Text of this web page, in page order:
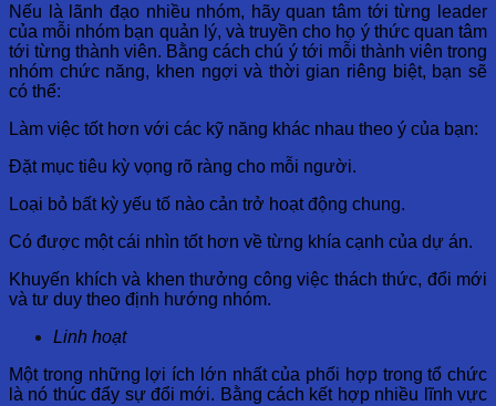
Nếu là lãnh đạo nhiều nhóm, hãy quan tâm tới từng leader
của mỗi nhóm bạn quản lý, và truyền cho họ ý thức quan tâm
tới từng thành viên. Bằng cách chú ý tới mỗi thành viên trong
nhóm chức năng, khen ngợi và thời gian riêng biệt, bạn sẽ
có thể:
Làm việc tốt hơn với các kỹ năng khác nhau theo ý của bạn:
Đặt mục tiêu kỳ vọng rõ ràng cho mỗi người.
Loại bỏ bất kỳ yếu tố nào cản trở hoạt động chung.
Có được một cái nhìn tốt hơn về từng khía cạnh của dự án.
Khuyến khích và khen thưởng công việc thách thức, đổi mới
và tư duy theo định hướng nhóm.
Linh hoạt
Một trong những lợi ích lớn nhất của phối hợp trong tổ chức
là nó thúc đẩy sự đổi mới. Bằng cách kết hợp nhiều lĩnh vực